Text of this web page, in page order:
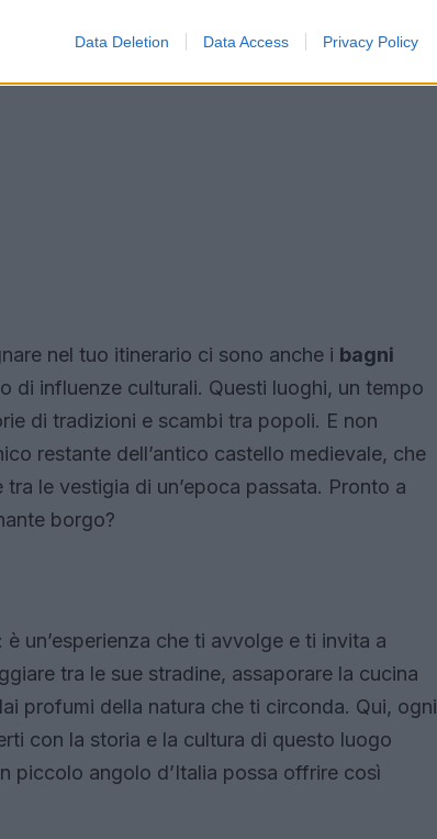
Data Deletion Data Access Privacy Policy
nel tuo itinerario ci sono anche i bagni
di influenze culturali. Questi luoghi, un tempo
di tradizioni e scambi tra popoli. E non
restante dell’antico castello medievale, che
le vestigia di un’epoca passata. Pronto a
borgo?
un’esperienza che ti avvolge e ti invita a
tra le sue stradine, assaporare la cucina
profumi della natura che ti circonda. Qui, ogni
con la storia e la cultura di questo luogo
piccolo angolo d’Italia possa offrire così